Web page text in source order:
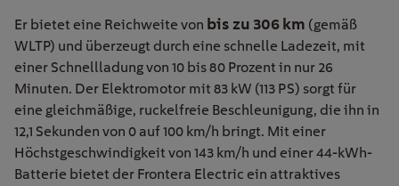
Er bietet eine Reichweite von bis zu 306 km (gemäß
WLTP) und überzeugt durch eine schnelle Ladezeit, mit
einer Schnellladung von 10 bis 80 Prozent in nur 26
Minuten. Der Elektromotor mit 83 kW (113 PS) sorgt für
eine gleichmäßige, ruckelfreie Beschleunigung, die ihn in
12,1 Sekunden von 0 auf 100 km/h bringt. Mit einer
Höchstgeschwindigkeit von 143 km/h und einer 44-kWh-
Batterie bietet der Frontera Electric ein attraktives